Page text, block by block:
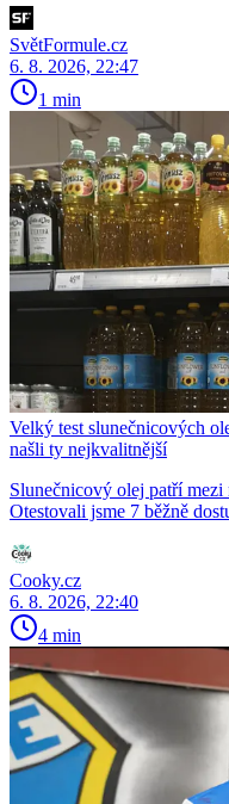
SvětFormule.cz
6. 8. 2026, 22:47
1 min
Velký test slunečnicových
našli ty nejkvalitnější
Slunečnicový olej patří
Otestovali jsme 7 běžně
Cooky.cz
6. 8. 2026, 22:40
4 min